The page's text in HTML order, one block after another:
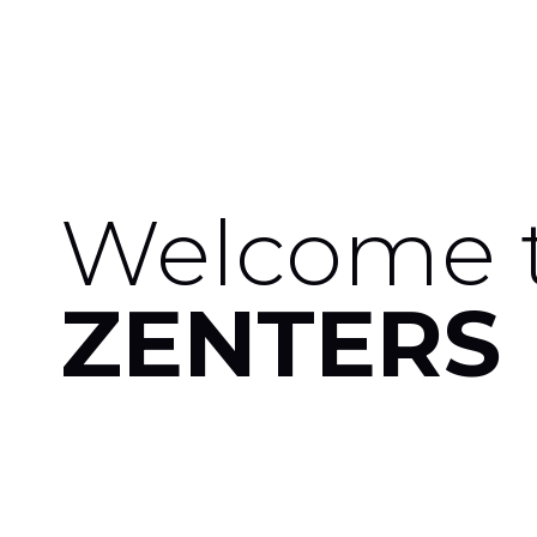
Welcome
ZENTERS